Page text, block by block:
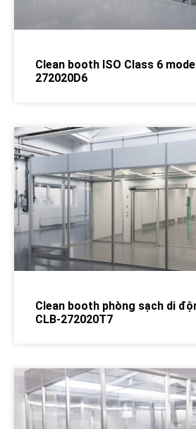
Clean booth ISO Class 6
272020D6
Clean booth phòng sạch di
CLB-272020T7